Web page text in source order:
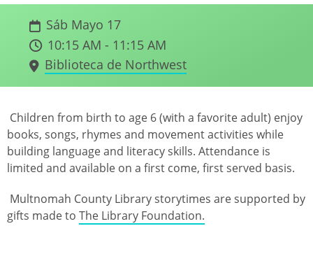
Sáb Mayo 17
10:15 AM - 11:15 AM
Biblioteca de Northwest
Children from birth to age 6 (with a favorite adult) enjoy
books, songs, rhymes and movement activities while
building language and literacy skills. Attendance is
limited and available on a first come, first served basis.
Multnomah County Library storytimes are supported by
gifts made to The Library Foundation.